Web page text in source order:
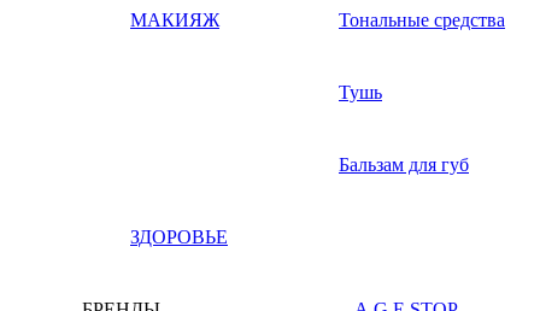
МАКИЯЖ Тональные средства
Тушь
Бальзам для губ
ЗДОРОВЬЕ